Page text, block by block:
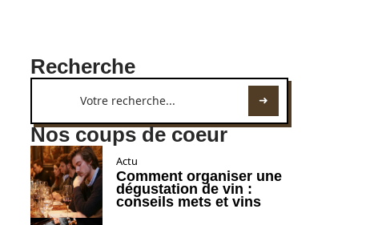
Recherche
Nos coups de coeur
Actu
Comment organiser une
dégustation de vin :
conseils mets et vins